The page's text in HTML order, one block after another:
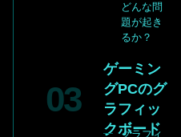
どんな問
題が起き
るか？
ゲーミン
グPCのグ
ラフィッ
クボード
グラフィ